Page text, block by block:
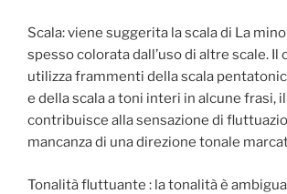
Scala: viene suggerita la scala di La
spesso colorata dall’uso di altre scale. Il
utilizza frammenti della scala
e della scala a toni interi in alcune frasi,
contribuisce alla sensazione di
mancanza di una direzione tonale
Tonalità fluttuante : la tonalità è